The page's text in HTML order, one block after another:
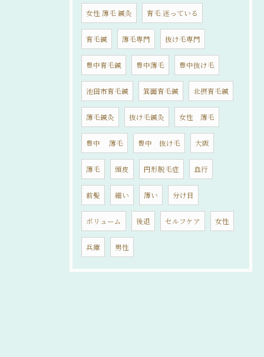
女性 薄毛 鍼灸 育毛 迷っている
育毛鍼 薄毛専門 抜け毛専門
豊中育毛鍼 豊中薄毛 豊中抜け毛
池田市育毛鍼 箕面育毛鍼 北摂育毛鍼
薄毛鍼灸 抜け毛鍼灸 女性 薄毛
豊中 薄毛 豊中 抜け毛 大阪
薄毛 頭皮 円形脱毛症 血行
前髪 細い 薄い 分け目
ボリューム 後退 セルフケア 女性
兵庫 男性